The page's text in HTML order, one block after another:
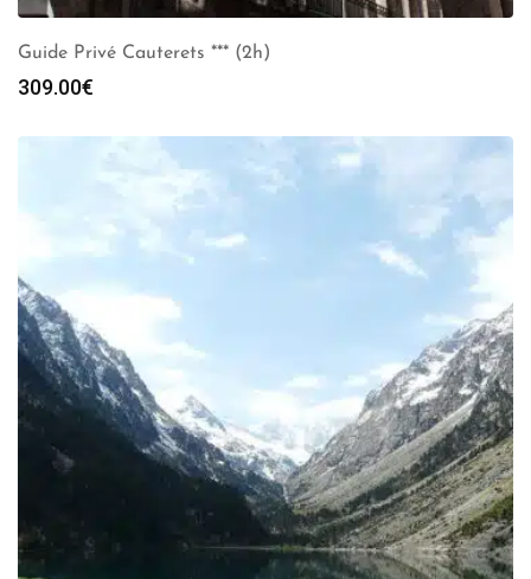
Guide Privé Cauterets *** (2h)
309.00€